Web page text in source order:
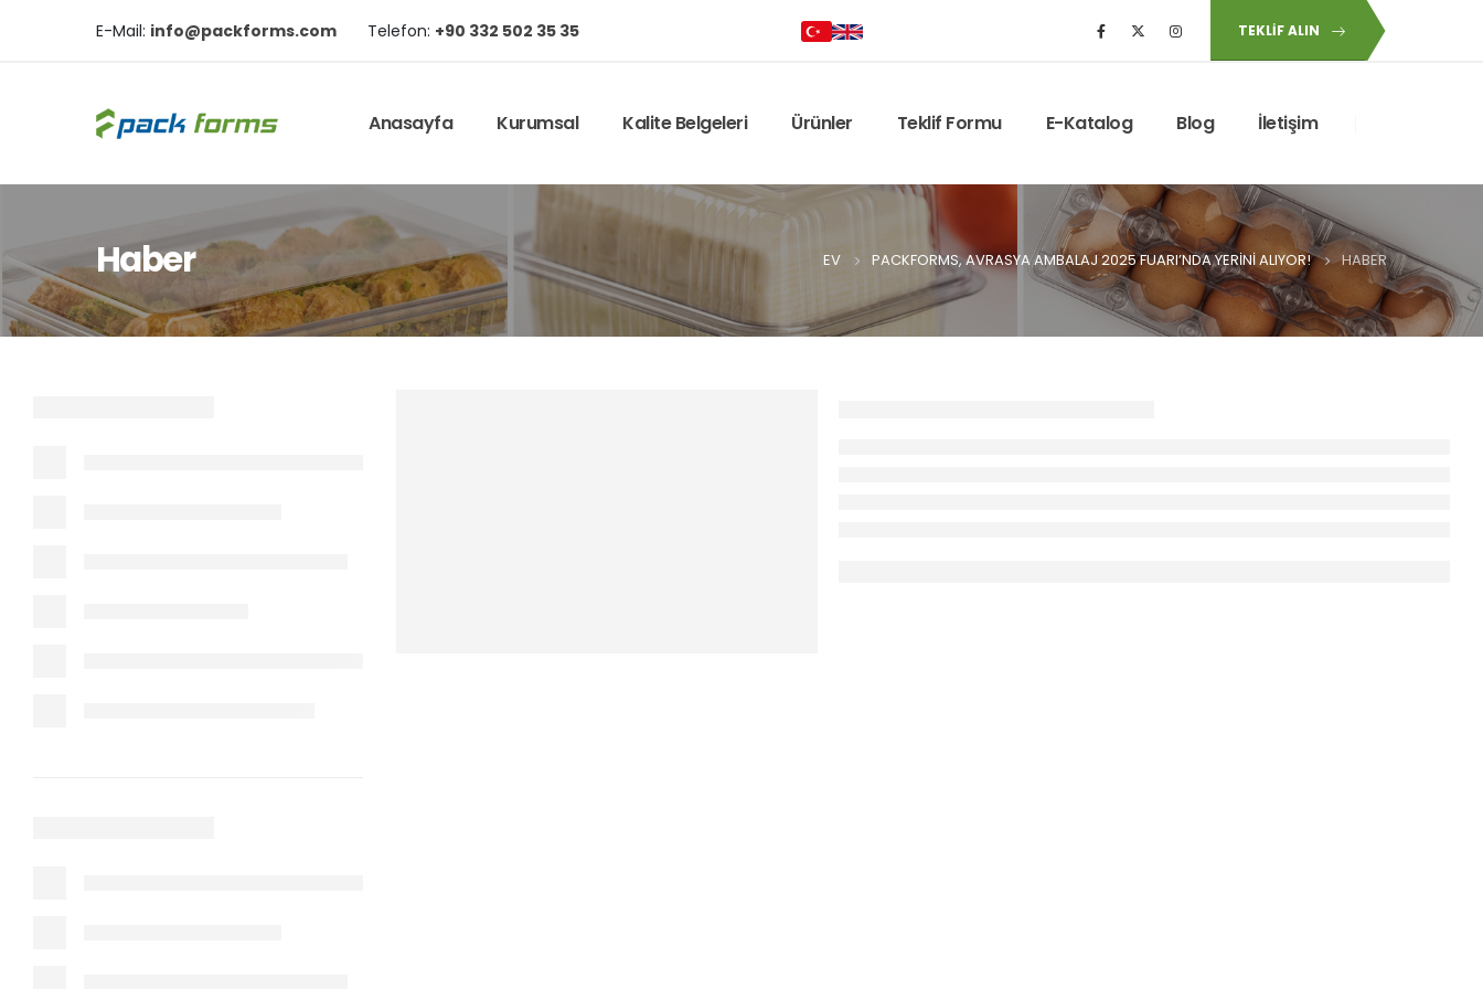
E-Mail: info@packforms.com Telefon: +90 332 502 35 35 TEKLIF ALIN
Anasayfa Kurumsal Kalite Belgeleri Ürünler Teklif Formu E-Katalog Blog İletişim
Haber EV PACKFORMS, AVRASYA AMBALAJ 2025 FUARI’NDA YERINI ALIYOR! HABER